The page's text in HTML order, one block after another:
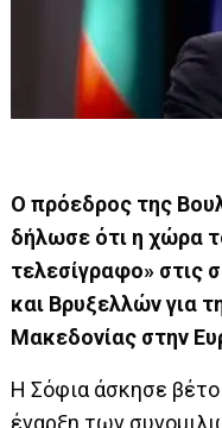
Ο πρόεδρος της
δήλωσε ότι η χώρα
τελεσίγραφο» στις
και Βρυξελλών για
Μακεδονίας στην
Η Σόφια άσκησε